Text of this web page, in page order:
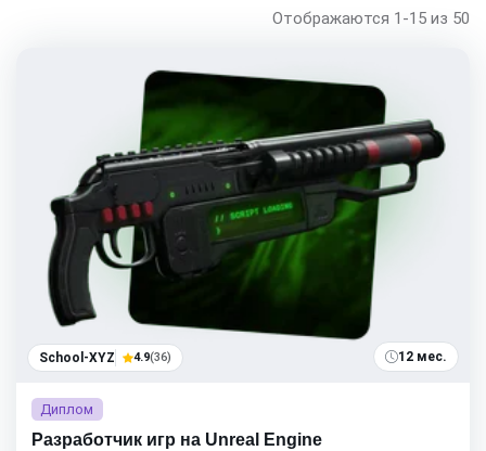
Отображаются 1-15 из 50
School-XYZ 4.9(36) 12 мес.
Диплом
Разработчик игр на Unreal Engine